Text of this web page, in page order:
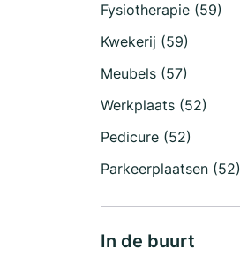
Fysiotherapie (59)
Kwekerij (59)
Meubels (57)
Werkplaats (52)
Pedicure (52)
Parkeerplaatsen (52)
In de buurt